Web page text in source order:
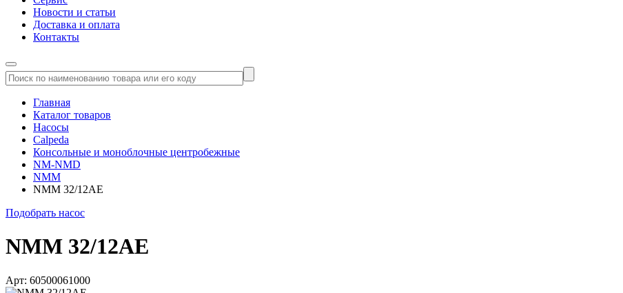
Новости и статьи
Доставка и оплата
Контакты
Главная
Каталог товаров
Насосы
Calpeda
Консольные и моноблочные центробежные
NM-NMD
NMM
NMM 32/12AE
Подобрать насос
NMM 32/12AE
Арт: 60500061000